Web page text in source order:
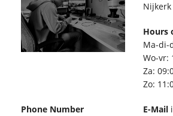
Nijkerk
Hours
Ma-di-
Wo-vr:
Za:
Zo:
Phone Number
E-Mail